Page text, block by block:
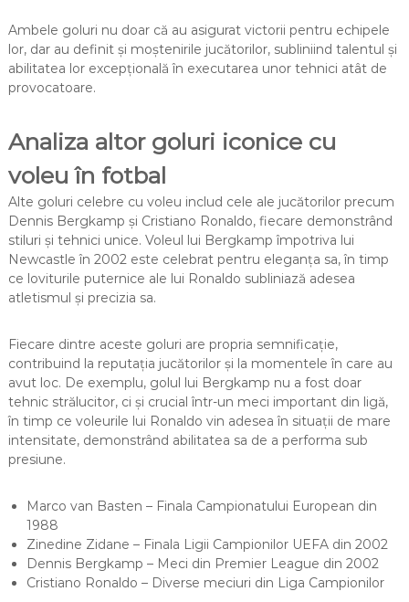
Ambele goluri nu doar că au asigurat victorii pentru echipele
lor, dar au definit și moștenirile jucătorilor, subliniind talentul și
abilitatea lor excepțională în executarea unor tehnici atât de
provocatoare.
Analiza altor goluri iconice cu
voleu în fotbal
Alte goluri celebre cu voleu includ cele ale jucătorilor precum
Dennis Bergkamp și Cristiano Ronaldo, fiecare demonstrând
stiluri și tehnici unice. Voleul lui Bergkamp împotriva lui
Newcastle în 2002 este celebrat pentru eleganța sa, în timp
ce loviturile puternice ale lui Ronaldo subliniază adesea
atletismul și precizia sa.
Fiecare dintre aceste goluri are propria semnificație,
contribuind la reputația jucătorilor și la momentele în care au
avut loc. De exemplu, golul lui Bergkamp nu a fost doar
tehnic strălucitor, ci și crucial într-un meci important din ligă,
în timp ce voleurile lui Ronaldo vin adesea în situații de mare
intensitate, demonstrând abilitatea sa de a performa sub
presiune.
Marco van Basten – Finala Campionatului European din
1988
Zinedine Zidane – Finala Ligii Campionilor UEFA din 2002
Dennis Bergkamp – Meci din Premier League din 2002
Cristiano Ronaldo – Diverse meciuri din Liga Campionilor